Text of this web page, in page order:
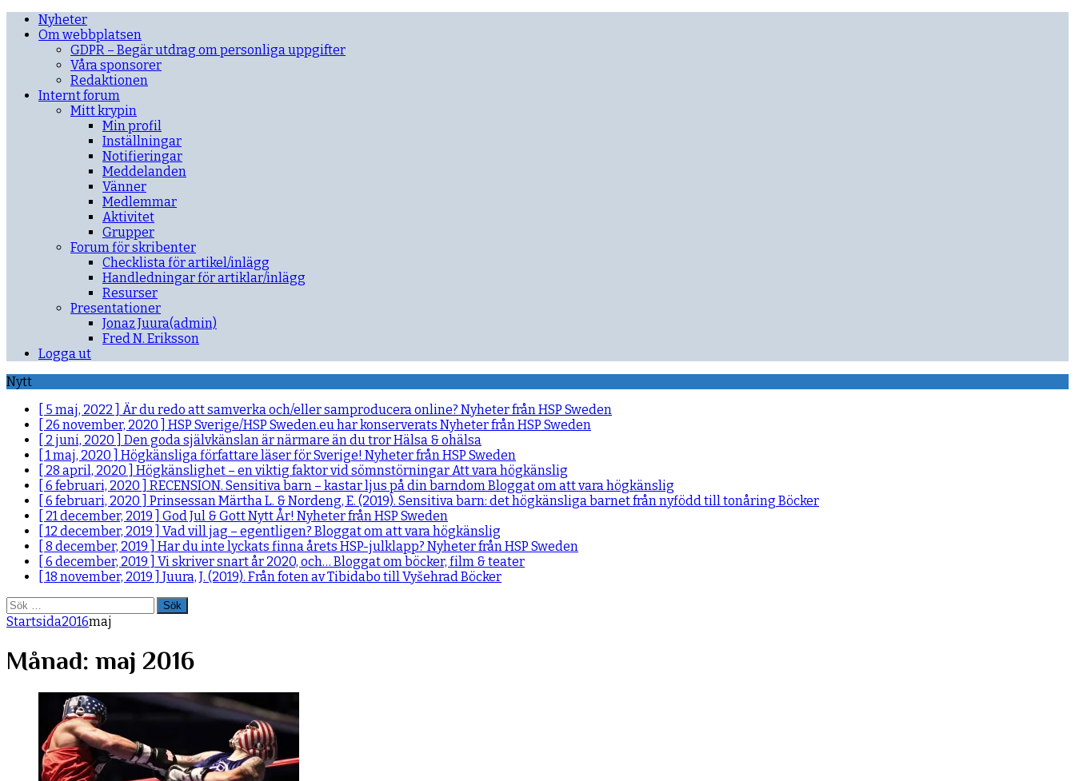
Nyheter
Om webbplatsen
GDPR – Begär utdrag om personliga uppgifter
Våra sponsorer
Redaktionen
Internt forum
Mitt krypin
Min profil
Inställningar
Notifieringar
Meddelanden
Vänner
Medlemmar
Aktivitet
Grupper
Forum för skribenter
Checklista för artikel/inlägg
Handledningar för artiklar/inlägg
Resurser
Presentationer
Jonaz Juura(admin)
Fred N. Eriksson
Logga ut
Nytt
[ 5 maj, 2022 ] Är du redo att samverka och/eller samproducera online? Nyheter från HSP Sweden
[ 26 november, 2020 ] HSP Sverige/HSP Sweden.eu har konserverats Nyheter från HSP Sweden
[ 2 juni, 2020 ] Den goda självkänslan är närmare än du trorHälsa & ohälsa
[ 1 maj, 2020 ] Högkänsliga författare läser för Sverige! Nyheter från HSP Sweden
[ 28 april, 2020 ] Högkänslighet – en viktig faktor vid sömnstörningarAtt vara högkänslig
[ 6 februari, 2020 ] RECENSION. Sensitiva barn – kastar ljus på din barndomBloggat om att vara högkänslig
[ 6 februari, 2020 ] Prinsessan Märtha L. & Nordeng, E. (2019). Sensitiva barn: det högkänsliga barnet från nyfödd till tonåring Böcker
[ 21 december, 2019 ] God Jul & Gott Nytt År! Nyheter från HSP Sweden
[ 12 december, 2019 ] Vad vill jag – egentligen? Bloggat om att vara högkänslig
[ 8 december, 2019 ] Har du inte lyckats finna årets HSP-julklapp? Nyheter från HSP Sweden
[ 6 december, 2019 ] Vi skriver snart år 2020, och… Bloggat om böcker, film & teater
[ 18 november, 2019 ] Juura, J. (2019). Från foten av Tibidabo till VyšehradBöcker
Sök
efter:
Startsida2016maj
Månad: maj 2016